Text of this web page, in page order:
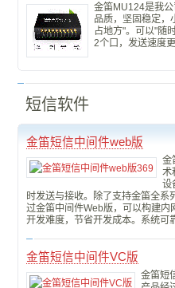
金笛MU124是我
品质，坚固稳定，
占地方"。可以"随
2个口，发送速度
短信软件
金笛短信中间件web版
金
术
设
时发送与接收。除了支持金笛全
过金笛中间件Web版，可以构建
开发难度，节省开发成本。系统可
金笛短信中间件VC版
金笛短